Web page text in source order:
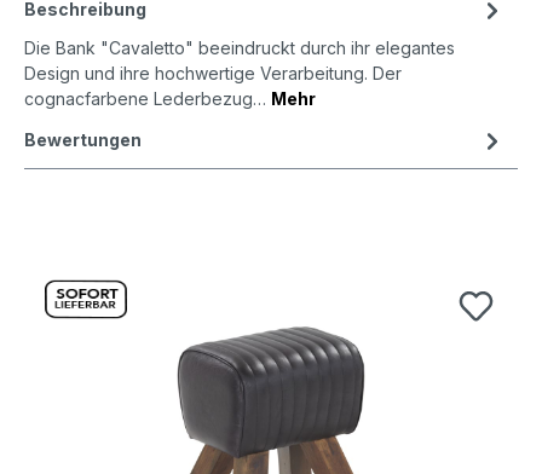
Beschreibung
Die Bank "Cavaletto" beeindruckt durch ihr elegantes
Design und ihre hochwertige Verarbeitung. Der
cognacfarbene Lederbezug… Mehr
Bewertungen